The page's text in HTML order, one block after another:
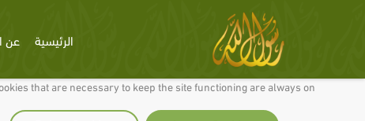
to make our site work well for you and so we can continually improve it.
that are necessary to keep the site functioning are always on
الرئيسية عن